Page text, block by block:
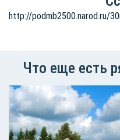
http://podmb2500.narod.ru/
Что еще есть